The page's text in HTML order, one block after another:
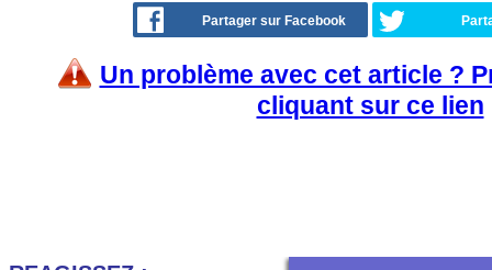
Partager sur Facebook
Un problème avec cet article ?
cliquant sur ce lien